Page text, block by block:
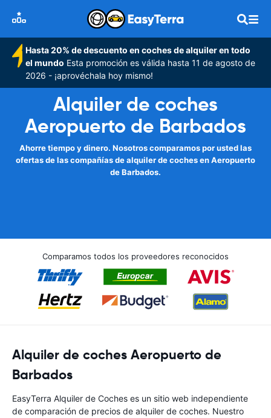
Hasta 20% de descuento en coches de alquiler en todo
el mundo Esta promoción es válida hasta 11 de agosto de
2026 - ¡aprovéchala hoy mismo!
Alquiler de coches
Aeropuerto de Barbados
Ahorre tiempo y dinero. Nosotros comparamos por usted las
ofertas de las compañías de alquiler de coches en Aeropuerto
de Barbados.
Comparamos todos los proveedores reconocidos
Alquiler de coches Aeropuerto de
Barbados
EasyTerra Alquiler de Coches es un sitio web independiente
de comparación de precios de alquiler de coches. Nuestro